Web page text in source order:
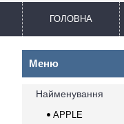
ГОЛОВНА
Найменування
APPLE